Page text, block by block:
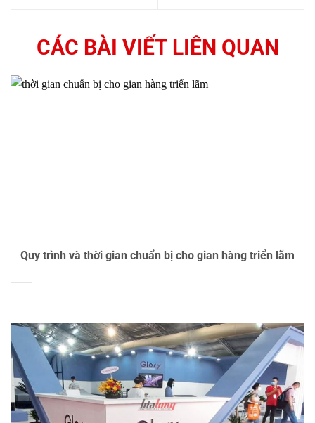
CÁC BÀI VIẾT LIÊN QUAN
Quy trình và thời gian chuẩn bị cho gian hàng triển lãm